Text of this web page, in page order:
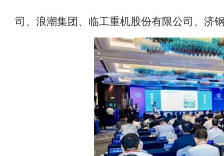
司、浪潮集团、临工重机股份有限公司、济